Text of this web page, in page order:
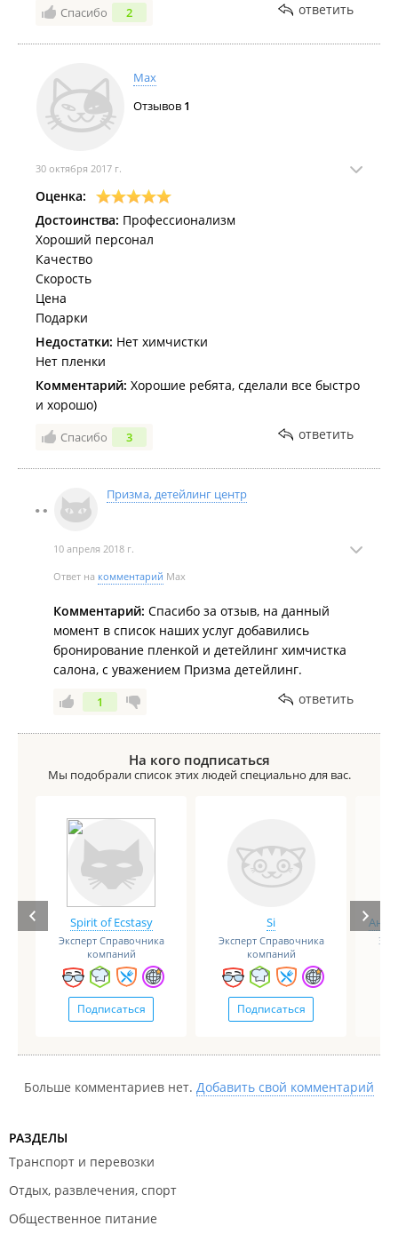
Спасибо 2 ответить
Max
Отзывов 1
30 октября 2017 г.
Оценка:
Достоинства: Профессионализм
Хороший персонал
Качество
Скорость
Цена
Подарки
Недостатки: Нет химчистки
Нет пленки
Комментарий: Хорошие ребята, сделали все быстро
и хорошо)
Спасибо 3 ответить
Призма, детейлинг центр
10 апреля 2018 г.
Ответ на комментарий Max
Комментарий: Спасибо за отзыв, на данный
момент в список наших услуг добавились
бронирование пленкой и детейлинг химчистка
салона, с уважением Призма детейлинг.
1 ответить
На кого подписаться
Мы подобрали список этих людей специально для вас.
Spirit of Ecstasy
Эксперт Справочника
компаний
Подписаться
Si
Эксперт Справочника
компаний
Подписаться
Больше комментариев нет. Добавить свой комментарий
РАЗДЕЛЫ
Транспорт и перевозки
Отдых, развлечения, спорт
Общественное питание